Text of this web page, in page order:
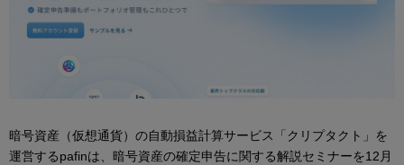
暗号資産（仮想通貨）の自動損益計算サービス「クリプタクト」を
運営するpafinは、暗号資産の確定申告に関する解説セミナーを12月